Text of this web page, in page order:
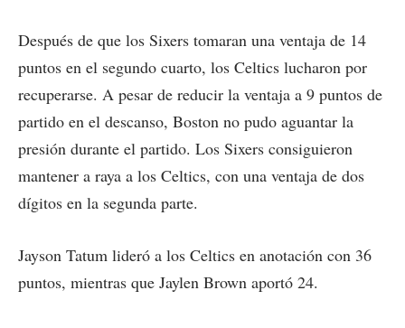
Después de que los Sixers tomaran una ventaja de 14
puntos en el segundo cuarto, los Celtics lucharon por
recuperarse. A pesar de reducir la ventaja a 9 puntos de
partido en el descanso, Boston no pudo aguantar la
presión durante el partido. Los Sixers consiguieron
mantener a raya a los Celtics, con una ventaja de dos
dígitos en la segunda parte.
Jayson Tatum lideró a los Celtics en anotación con 36
puntos, mientras que Jaylen Brown aportó 24.